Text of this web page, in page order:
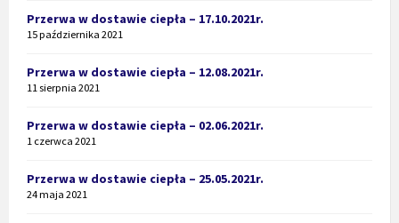
Przerwa w dostawie ciepła – 17.10.2021r.
15 października 2021
Przerwa w dostawie ciepła – 12.08.2021r.
11 sierpnia 2021
Przerwa w dostawie ciepła – 02.06.2021r.
1 czerwca 2021
Przerwa w dostawie ciepła – 25.05.2021r.
24 maja 2021